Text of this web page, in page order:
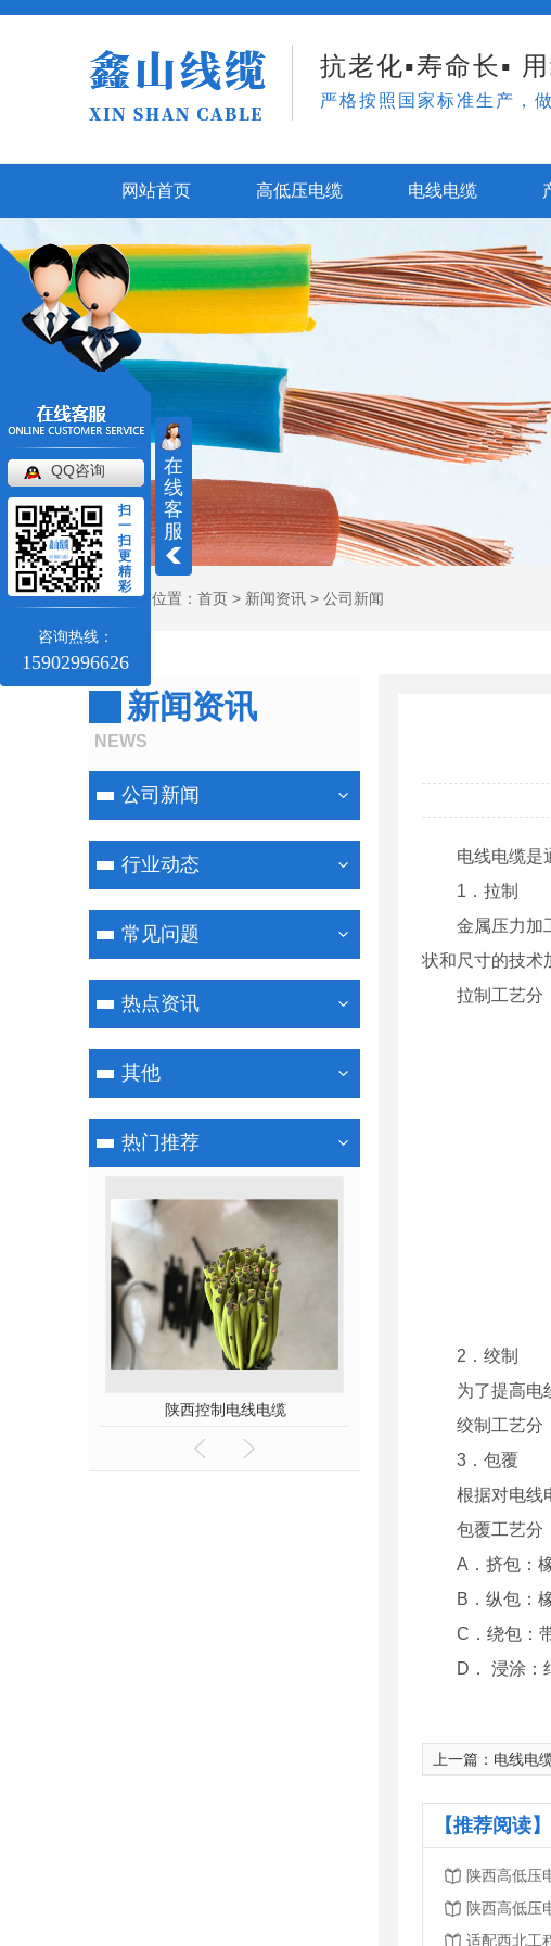
抗老化▪寿命长▪
严格按照国家标准生产，
网站首页 高低压电缆 电线电缆
当前位置： 首页 > 新闻资讯 > 公司新闻
新闻资讯
NEWS
公司新闻
行业动态
常见问题
热点资讯
其他
热门推荐
陕西控制电线电缆
电线电缆是
1．拉制
金属压力加
状和尺寸的技术
拉制工艺分
2．绞制
为了提高电
绞制工艺分
3．包覆
根据对电线
包覆工艺分
A．挤包：
B．纵包：
C．绕包：
D． 浸涂：
上一篇： 电线电缆
【推荐阅读
陕西高低压
陕西高低压
适配西北工
在
线
客
服
QQ咨询
扫
一
扫
更
精
彩
咨询热线：
15902996626